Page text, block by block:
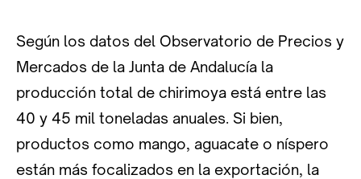
Según los datos del Observatorio de Precios y
Mercados de la Junta de Andalucía la
producción total de chirimoya está entre las
40 y 45 mil toneladas anuales. Si bien,
productos como mango, aguacate o níspero
están más focalizados en la exportación, la